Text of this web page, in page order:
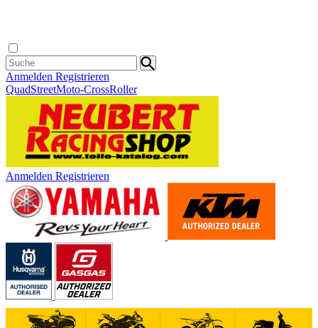
Anmelden Registrieren
QuadStreetMoto-CrossRoller
Anmelden Registrieren